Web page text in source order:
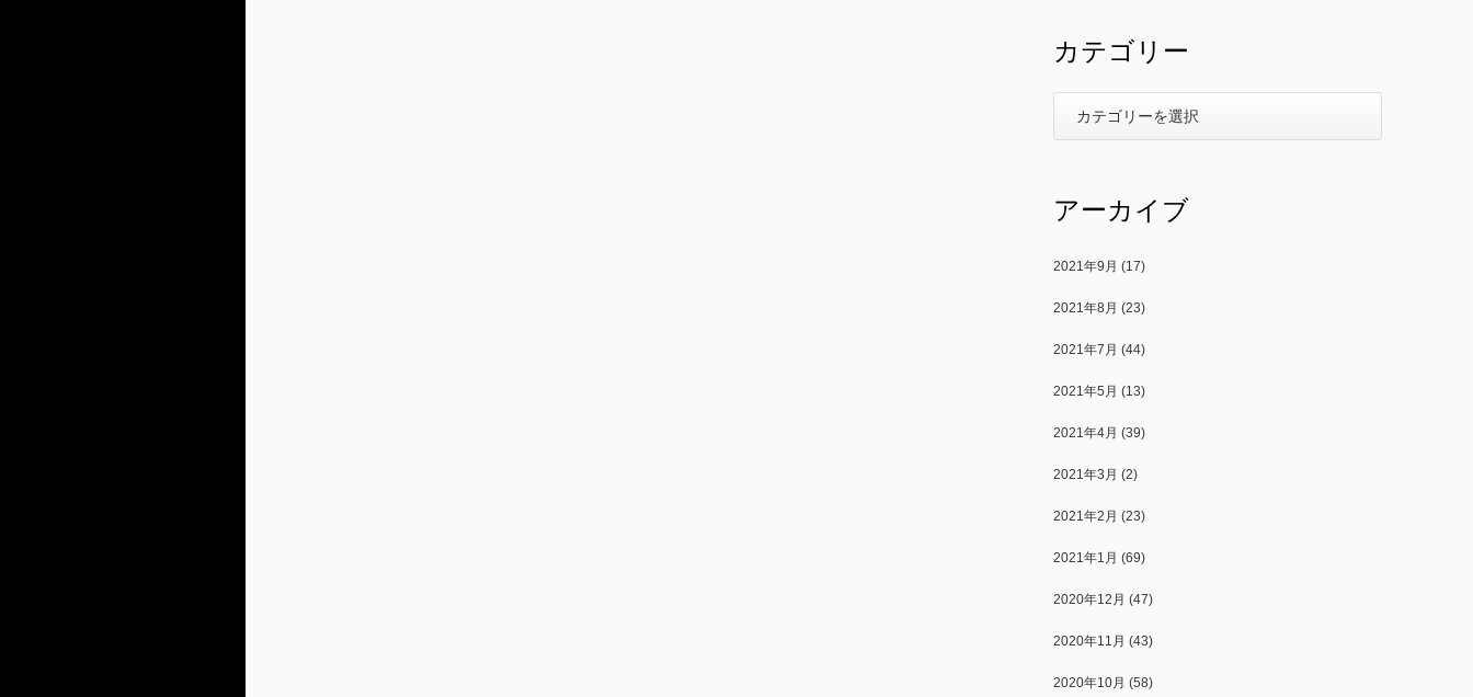
カテゴリー
アーカイブ
2021年9月 (17)
2021年8月 (23)
2021年7月 (44)
2021年5月 (13)
2021年4月 (39)
2021年3月 (2)
2021年2月 (23)
2021年1月 (69)
2020年12月 (47)
2020年11月 (43)
2020年10月 (58)